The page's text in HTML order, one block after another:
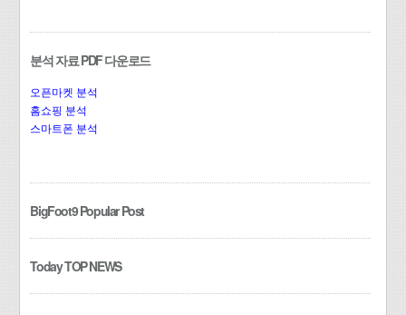
분석 자료 PDF 다운로드
오픈마켓 분석
홈쇼핑 분석
스마트폰 분석
BigFoot9 Popular Post
Today TOP NEWS